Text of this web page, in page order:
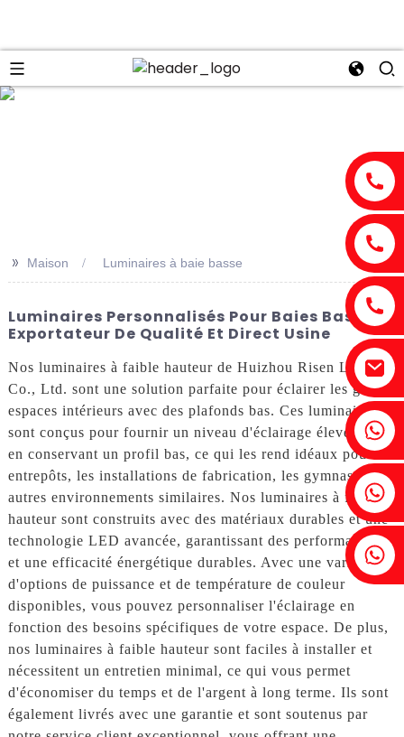
Fenia : +86 18607525299
Lierre : +86 18607522355
Tobin : +86 18818667168
>> Maison Luminaires à baie basse
Luminaires Personnalisés Pour Baies Basses -
Exportateur De Qualité Et Direct Usine
Nos luminaires à faible hauteur de Huizhou Risen Lighting
Co., Ltd. sont une solution parfaite pour éclairer les grands
espaces intérieurs avec des plafonds bas. Ces luminaires
sont conçus pour fournir un niveau d'éclairage élevé tout
en conservant un profil bas, ce qui les rend idéaux pour les
entrepôts, les installations de fabrication, les gymnases et
autres environnements similaires. Nos luminaires à faible
hauteur sont construits avec des matériaux durables et une
technologie LED avancée, garantissant des performances
et une efficacité énergétique durables. Avec une variété
d'options de puissance et de température de couleur
disponibles, vous pouvez personnaliser l'éclairage en
fonction des besoins spécifiques de votre espace. De plus,
nos luminaires à faible hauteur sont faciles à installer et
nécessitent un entretien minimal, ce qui vous permet
d'économiser du temps et de l'argent à long terme. Ils sont
également livrés avec une garantie et sont soutenus par